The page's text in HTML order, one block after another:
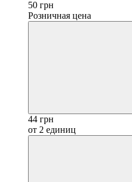
50 грн
Розничная цена
44 грн
от 2 единиц